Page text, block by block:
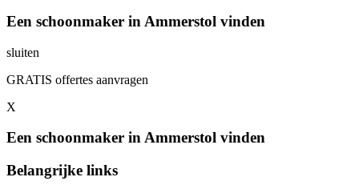
Een schoonmaker in Ammerstol vinden
sluiten
GRATIS offertes aanvragen
X
Een schoonmaker in Ammerstol vinden
Belangrijke links